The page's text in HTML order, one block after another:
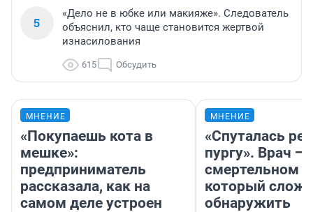
5
«Дело не в юбке или макияже». Следователь
объяснил, кто чаще становится жертвой
изнасилования
615 Обсудить
МНЕНИЕ
«Покупаешь кота в
мешке»:
предприниматель
рассказала, как на
самом деле устроен
МНЕНИЕ
«Спуталась
пургу». Врач —
смертельном
который
обнаружить